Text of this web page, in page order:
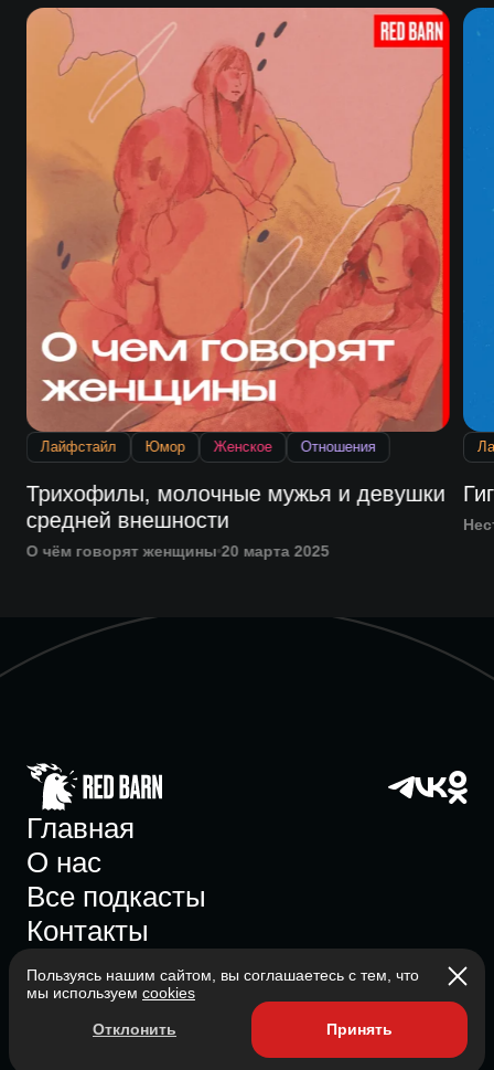
Лайфстайл Юмор Женское Отношения
Трихофилы, молочные мужья и девушки
средней внешности
О чём говорят женщины 20 марта 2025
Главная
О нас
Все подкасты
Контакты
Состоит в ассоциации с 2023
Пользуясь нашим сайтом, вы соглашаетесь с тем, что
мы используем cookies
Отклонить Принять